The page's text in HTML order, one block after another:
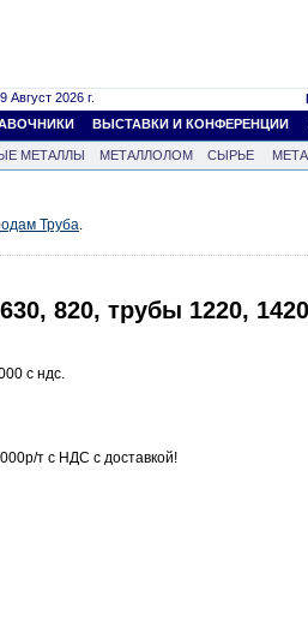
2026 г.
ВЫСТАВКИ И КОНФЕРЕНЦИИ
МЕТАЛЛЫ МЕТАЛЛОЛОМ СЫРЬЕ
Труба.
820, трубы 1220, 1420
с ндс.
т с НДС с доставкой!